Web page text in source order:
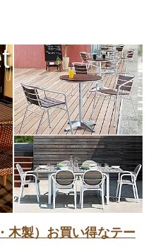
木製）お買い得なテー